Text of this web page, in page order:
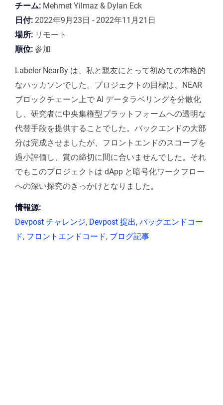
チーム: Mehmet Yilmaz & Dylan Eck
日付: 2022年9月23日 - 2022年11月21日
場所: リモート
順位: 参加
Labeler NearBy は、私と親友にとって初めての本格的
なハッカソンでした。プロジェクトの目標は、NEAR
ブロックチェーン上で AI データラベリングを分散化
し、研究者に中央集権型プラットフォームへの透明な
代替手段を提供することでした。バックエンドの大部
分は完成させましたが、フロントエンドのスコープを
過小評価し、賞の締切に間に合いませんでした。それ
でもこのプロジェクトは dApp と暗号化ワークフロー
への深い探究のきっかけとなりました。
情報源:
Devpost チャレンジ, Devpost 提出, バックエンドコー
ド, フロントエンドコード, ブログ記事